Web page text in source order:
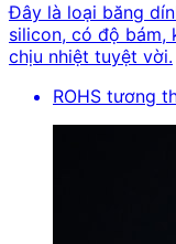
Đây là loại băng
silicon, có độ bám,
chịu nhiệt tuyệt vời.
ROHS tương